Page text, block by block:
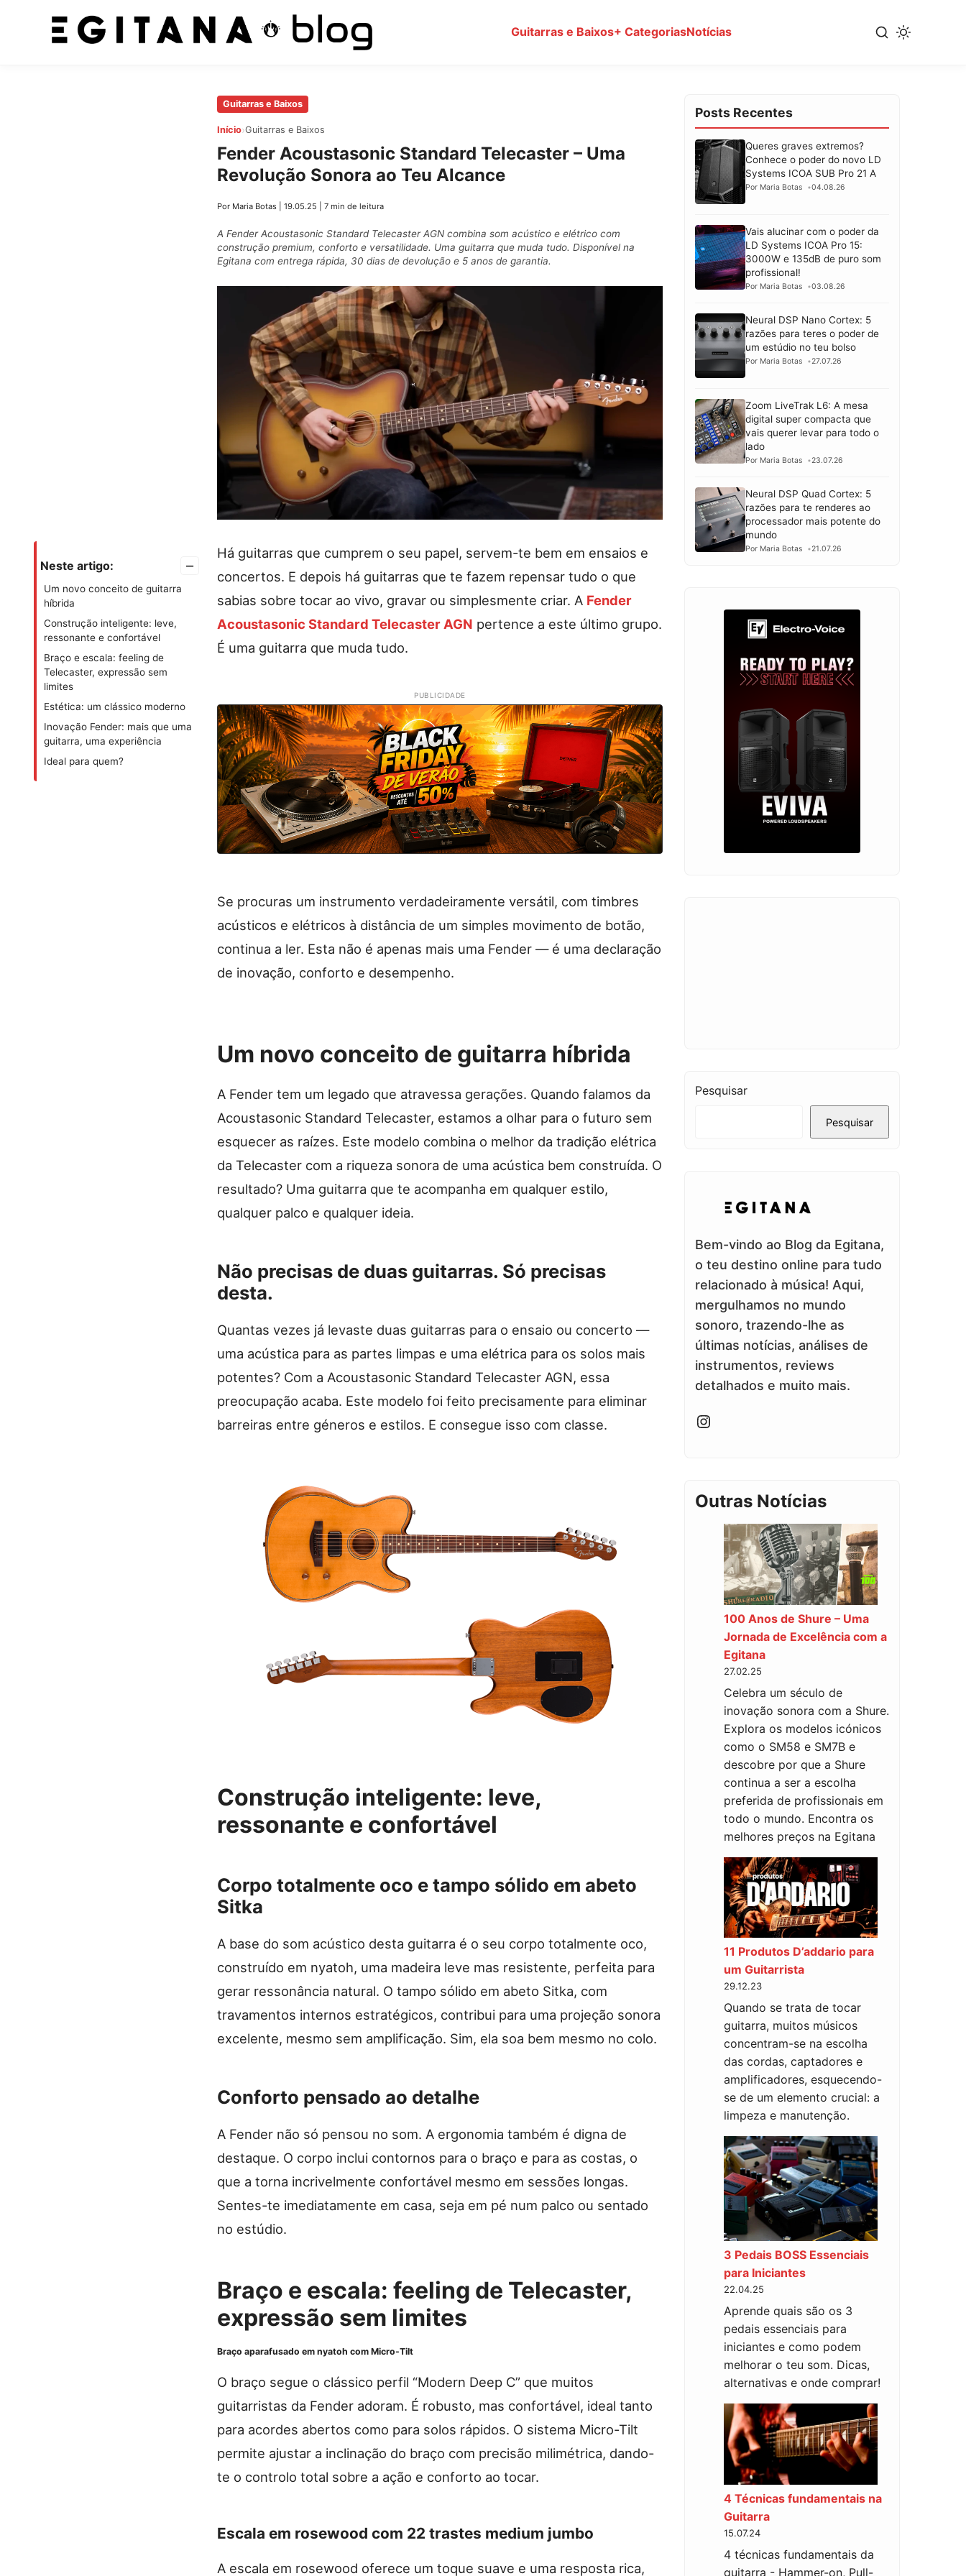
Guitarras e Baixos+ CategoriasNotícias
Guitarras e Baixos
Início›Guitarras e Baixos
Fender Acoustasonic Standard Telecaster – Uma
Revolução Sonora ao Teu Alcance
Por Maria Botas 19.05.25 7 min de leitura
A Fender Acoustasonic Standard Telecaster AGN combina som acústico e elétrico com
construção premium, conforto e versatilidade. Uma guitarra que muda tudo. Disponível na
Egitana com entrega rápida, 30 dias de devolução e 5 anos de garantia.
Neste artigo: –
Um novo conceito de guitarra
híbrida
Construção inteligente: leve,
ressonante e confortável
Braço e escala: feeling de
Telecaster, expressão sem
limites
Estética: um clássico moderno
Inovação Fender: mais que uma
guitarra, uma experiência
Ideal para quem?
Há guitarras que cumprem o seu papel, servem-te bem em ensaios e
concertos. E depois há guitarras que te fazem repensar tudo o que
sabias sobre tocar ao vivo, gravar ou simplesmente criar. A Fender
Acoustasonic Standard Telecaster AGN pertence a este último grupo.
É uma guitarra que muda tudo.
PUBLICIDADE
Se procuras um instrumento verdadeiramente versátil, com timbres
acústicos e elétricos à distância de um simples movimento de botão,
continua a ler. Esta não é apenas mais uma Fender — é uma declaração
de inovação, conforto e desempenho.
Um novo conceito de guitarra híbrida
A Fender tem um legado que atravessa gerações. Quando falamos da
Acoustasonic Standard Telecaster, estamos a olhar para o futuro sem
esquecer as raízes. Este modelo combina o melhor da tradição elétrica
da Telecaster com a riqueza sonora de uma acústica bem construída. O
resultado? Uma guitarra que te acompanha em qualquer estilo,
qualquer palco e qualquer ideia.
Não precisas de duas guitarras. Só precisas
desta.
Quantas vezes já levaste duas guitarras para o ensaio ou concerto —
uma acústica para as partes limpas e uma elétrica para os solos mais
potentes? Com a Acoustasonic Standard Telecaster AGN, essa
preocupação acaba. Este modelo foi feito precisamente para eliminar
barreiras entre géneros e estilos. E consegue isso com classe.
Construção inteligente: leve,
ressonante e confortável
Corpo totalmente oco e tampo sólido em abeto
Sitka
A base do som acústico desta guitarra é o seu corpo totalmente oco,
construído em nyatoh, uma madeira leve mas resistente, perfeita para
gerar ressonância natural. O tampo sólido em abeto Sitka, com
travamentos internos estratégicos, contribui para uma projeção sonora
excelente, mesmo sem amplificação. Sim, ela soa bem mesmo no colo.
Conforto pensado ao detalhe
A Fender não só pensou no som. A ergonomia também é digna de
destaque. O corpo inclui contornos para o braço e para as costas, o
que a torna incrivelmente confortável mesmo em sessões longas.
Sentes-te imediatamente em casa, seja em pé num palco ou sentado
no estúdio.
Braço e escala: feeling de Telecaster,
expressão sem limites
Braço aparafusado em nyatoh com Micro-Tilt
O braço segue o clássico perfil “Modern Deep C” que muitos
guitarristas da Fender adoram. É robusto, mas confortável, ideal tanto
para acordes abertos como para solos rápidos. O sistema Micro-Tilt
permite ajustar a inclinação do braço com precisão milimétrica, dando-
te o controlo total sobre a ação e conforto ao tocar.
Escala em rosewood com 22 trastes medium jumbo
A escala em rosewood oferece um toque suave e uma resposta rica,
Posts Recentes
Queres graves extremos?
Conhece o poder do novo LD
Systems ICOA SUB Pro 21 A
Por Maria Botas 04.08.26
Vais alucinar com o poder da
LD Systems ICOA Pro 15:
3000W e 135dB de puro som
profissional!
Por Maria Botas 03.08.26
Neural DSP Nano Cortex: 5
razões para teres o poder de
um estúdio no teu bolso
Por Maria Botas 27.07.26
Zoom LiveTrak L6: A mesa
digital super compacta que
vais querer levar para todo o
lado
Por Maria Botas 23.07.26
Neural DSP Quad Cortex: 5
razões para te renderes ao
processador mais potente do
mundo
Por Maria Botas 21.07.26
Pesquisar
Pesquisar
Bem-vindo ao Blog da Egitana,
o teu destino online para tudo
relacionado à música! Aqui,
mergulhamos no mundo
sonoro, trazendo-lhe as
últimas notícias, análises de
instrumentos, reviews
detalhados e muito mais.
Instagram
Outras Notícias
100 Anos de Shure – Uma
Jornada de Excelência com a
Egitana
27.02.25
Celebra um século de
inovação sonora com a Shure.
Explora os modelos icónicos
como o SM58 e SM7B e
descobre por que a Shure
continua a ser a escolha
preferida de profissionais em
todo o mundo. Encontra os
melhores preços na Egitana
11 Produtos D’addario para
um Guitarrista
29.12.23
Quando se trata de tocar
guitarra, muitos músicos
concentram-se na escolha
das cordas, captadores e
amplificadores, esquecendo-
se de um elemento crucial: a
limpeza e manutenção.
3 Pedais BOSS Essenciais
para Iniciantes
22.04.25
Aprende quais são os 3
pedais essenciais para
iniciantes e como podem
melhorar o teu som. Dicas,
alternativas e onde comprar!
4 Técnicas fundamentais na
Guitarra
15.07.24
4 técnicas fundamentais da
guitarra - Hammer-on, Pull-